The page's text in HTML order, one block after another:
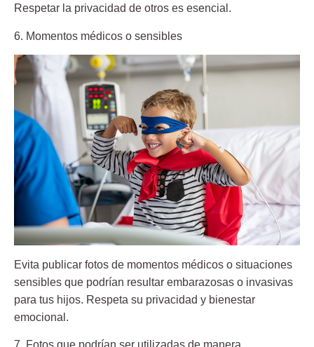
Respetar la privacidad de otros es esencial.
6. Momentos médicos o sensibles
Evita publicar fotos de momentos médicos o situaciones
sensibles que podrían resultar embarazosas o invasivas
para tus hijos. Respeta su privacidad y bienestar
emocional.
7. Fotos que podrían ser utilizadas de manera